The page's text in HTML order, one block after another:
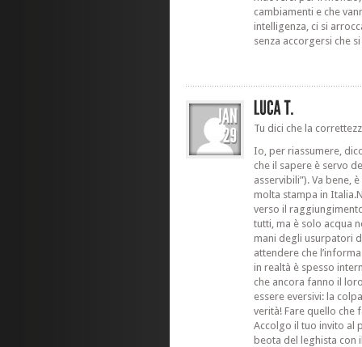
cambiamenti e che
intelligenza, ci si
senza accorgersi che
Tu dici che la
Io, per riassumere,
che il sapere è servo
asservibili”). Va bene,
molta stampa in
verso il
tutti, ma è solo acqua
mani degli usurpatori
attendere che
in realtà è spesso
che ancora fanno il
essere eversivi: la
verità! Fare quello che
Accolgo il tuo invito al
beota del leghista con